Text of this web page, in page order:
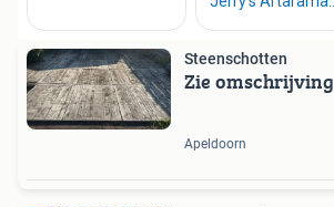
Steenschotten
Zie omschrijving
Apeldoorn